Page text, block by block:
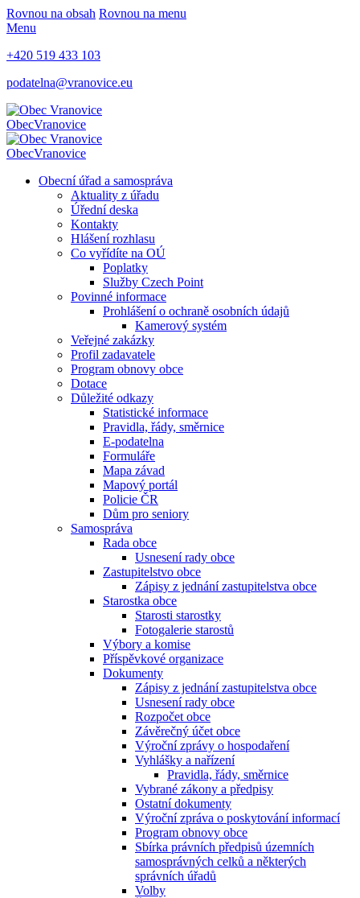
Rovnou na obsah Rovnou na menu
Menu
+420 519 433 103
podatelna@vranovice.eu
ObecVranovice
ObecVranovice
Obecní úřad a samospráva
Aktuality z úřadu
Úřední deska
Kontakty
Hlášení rozhlasu
Co vyřídíte na OÚ
Poplatky
Služby Czech Point
Povinné informace
Prohlášení o ochraně osobních údajů
Kamerový systém
Veřejné zakázky
Profil zadavatele
Program obnovy obce
Dotace
Důležité odkazy
Statistické informace
Pravidla, řády, směrnice
E-podatelna
Formuláře
Mapa závad
Mapový portál
Policie ČR
Dům pro seniory
Samospráva
Rada obce
Usnesení rady obce
Zastupitelstvo obce
Zápisy z jednání zastupitelstva obce
Starostka obce
Starosti starostky
Fotogalerie starostů
Výbory a komise
Příspěvkové organizace
Dokumenty
Zápisy z jednání zastupitelstva obce
Usnesení rady obce
Rozpočet obce
Závěrečný účet obce
Výroční zprávy o hospodaření
Vyhlášky a nařízení
Pravidla, řády, směrnice
Vybrané zákony a předpisy
Ostatní dokumenty
Výroční zpráva o poskytování informací
Program obnovy obce
Sbírka právních předpisů územních
samosprávných celků a některých
správních úřadů
Volby